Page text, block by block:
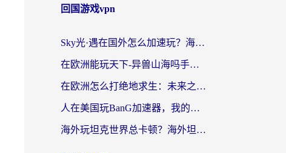
回国游戏vpn
Sky光·遇在国外怎么加速玩？海外党亲测有效的国服游戏加速指南
在欧洲能玩天下-异兽山海吗手游？海外玩家的加速器生存指南
在欧洲怎么打绝地求生：未来之役不卡？留学生亲测的加速器避坑指南
人在美国玩BanG加速器，我的延迟终于绿了
海外玩坦克世界总卡顿？海外坦克世界加速器有哪些？实测好用的选择在这里